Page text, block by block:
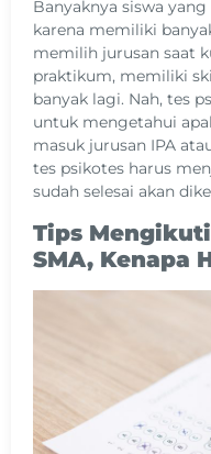
Banyaknya siswa
karena memiliki
memilih jurusan saat
praktikum, memiliki
banyak lagi. Nah, tes
untuk mengetahui
masuk jurusan IPA
tes psikotes harus
sudah selesai akan
Tips
SMA, Kenapa